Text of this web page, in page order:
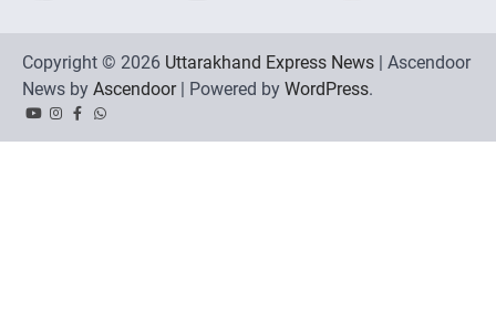
Copyright © 2026 Uttarakhand Express News | Ascendoor
News by Ascendoor| Powered by WordPress.
YouTubeInstagram
Facebook
Whatsapp